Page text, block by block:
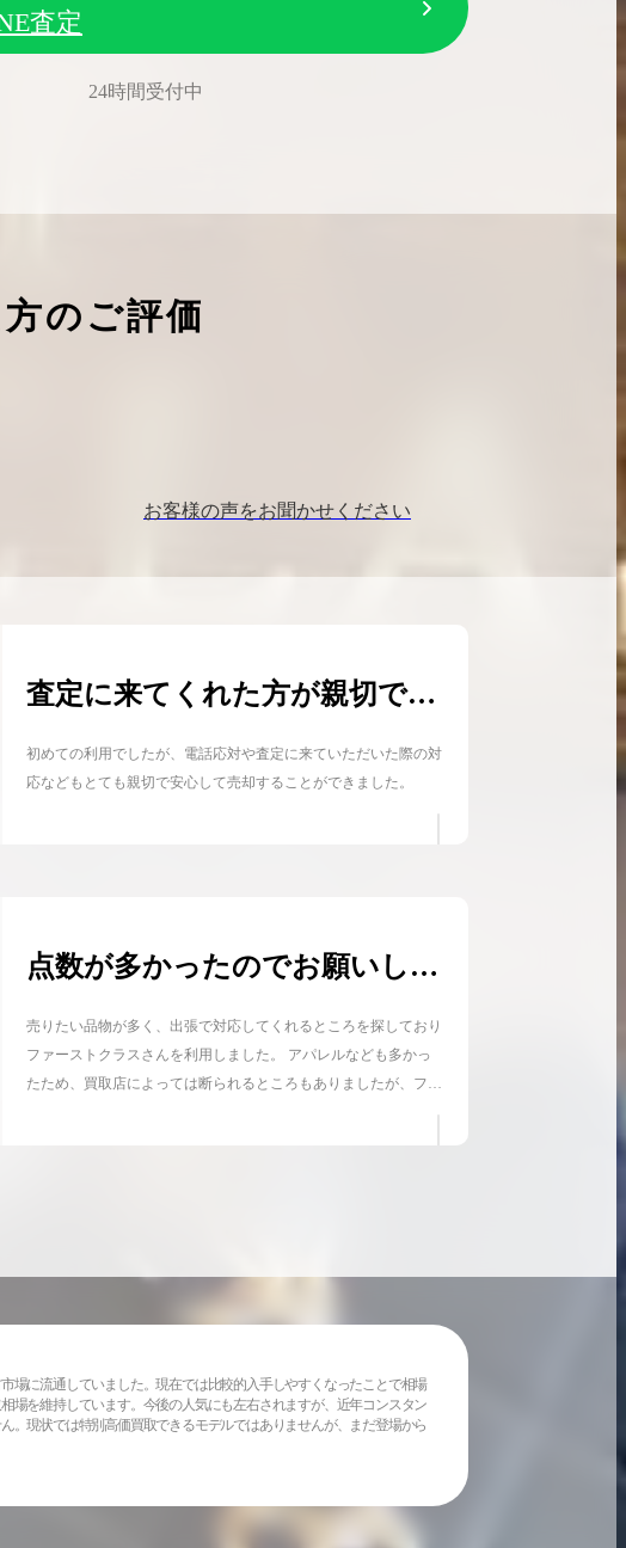
査定
24時間受付中
のご評価
お客様の声をお聞かせください
査定に来てくれた方が親切で良
初めての利用でしたが、電話応対や査定に来ていただいた際の対
応などもとても親切で安心して売却することができました。
点数が多かったのでお願いしま
売りたい品物が多く、出張で対応してくれるところを探しており
ファーストクラスさんを利用しました。 アパレルなども多かっ
たため、買取店によっては断られるところもありましたが、ファ
いただいたため、全て買取してもらいました。 手間もかから
場に流通していました。現在では比較的入手しやすくなったことで相場
場を維持しています。今後の人気にも左右されますが、近年コンスタン
。現状では特別高価買取できるモデルではありませんが、まだ登場から